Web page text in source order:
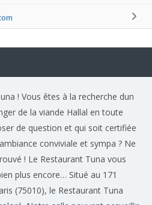
! Vous êtes à la recherche dun
de la viande Hallal en toute
de question et qui soit certifiée
conviviale et sympa ? Ne
! Le Restaurant Tuna vous
plus encore… Situé au 171
(75010), le Restaurant Tuna